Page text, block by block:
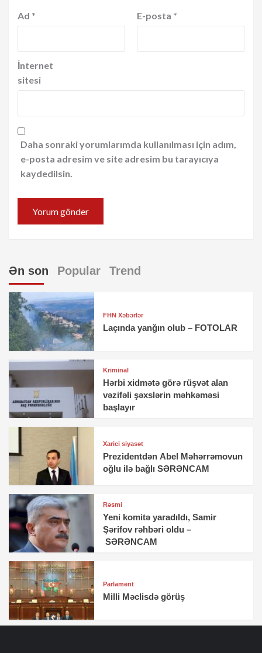
Ad * E-posta *
İnternet
sitesi
Daha sonraki yorumlarımda kullanılması için adım,
e-posta adresim ve site adresim bu tarayıcıya
kaydedilsin.
Ən son Popular Trend
FHN Xəbərlər
Laçında yanğın olub – FOTOLAR
Kriminal
Hərbi xidmətə görə rüşvət alan
vəzifəli şəxslərin məhkəməsi
başlayır
Xarici siyasət
Prezidentdən Abel Məhərrəmovun
oğlu ilə bağlı SƏRƏNCAM
Rəsmi
Yeni komitə yaradıldı, Samir
Şərifov rəhbəri oldu –
SƏRƏNCAM
Parlament
Milli Məclisdə görüş